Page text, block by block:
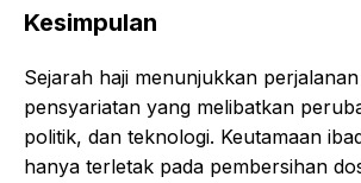
Kesimpulan
Sejarah haji menunjukkan
pensyariatan yang melibatkan
politik, dan teknologi. Keutamaan
hanya terletak pada pembersihan